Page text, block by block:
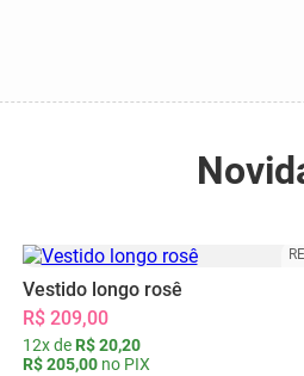
Vestido longo rosê
R$ 209,00
12x de R$ 20,20
R$ 205,00no PIX